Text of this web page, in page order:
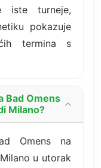
iste turneje,
pokazuje
termina s
Bad Omens
Milano?
Omens na
u utorak